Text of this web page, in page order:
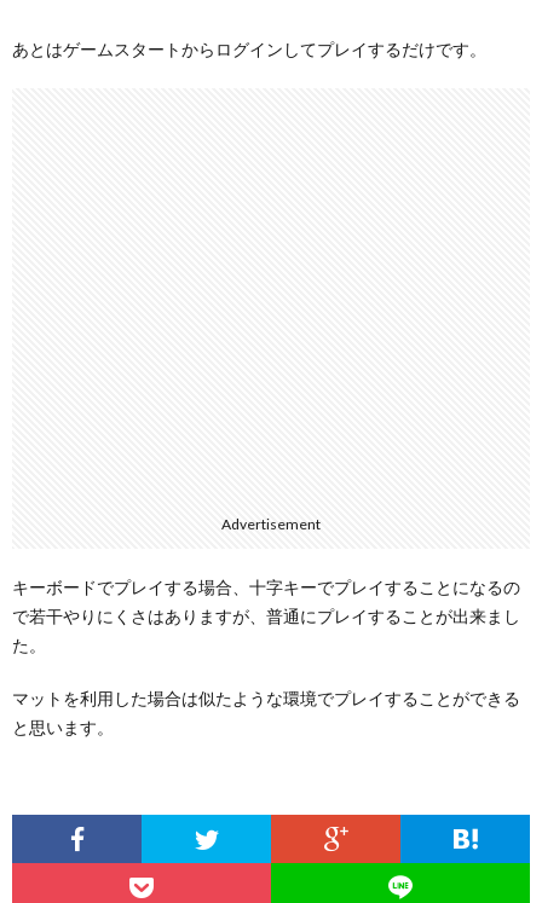
あとはゲームスタートからログインしてプレイするだけです。
Advertisement
キーボードでプレイする場合、十字キーでプレイすることになるの
で若干やりにくさはありますが、普通にプレイすることが出来まし
た。
マットを利用した場合は似たような環境でプレイすることができる
と思います。